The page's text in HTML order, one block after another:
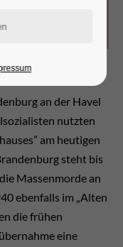
an der Havel
nutzten
am heutigen
steht bis
Massenmorde an
ebenfalls im „Alten
die frühen
eine